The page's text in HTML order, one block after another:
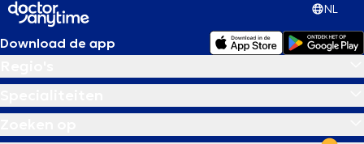
NL
Download de app